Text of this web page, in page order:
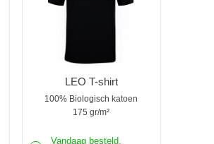
LEO T-shirt
100% Biologisch katoen
175 gr/m²
Vandaag besteld,